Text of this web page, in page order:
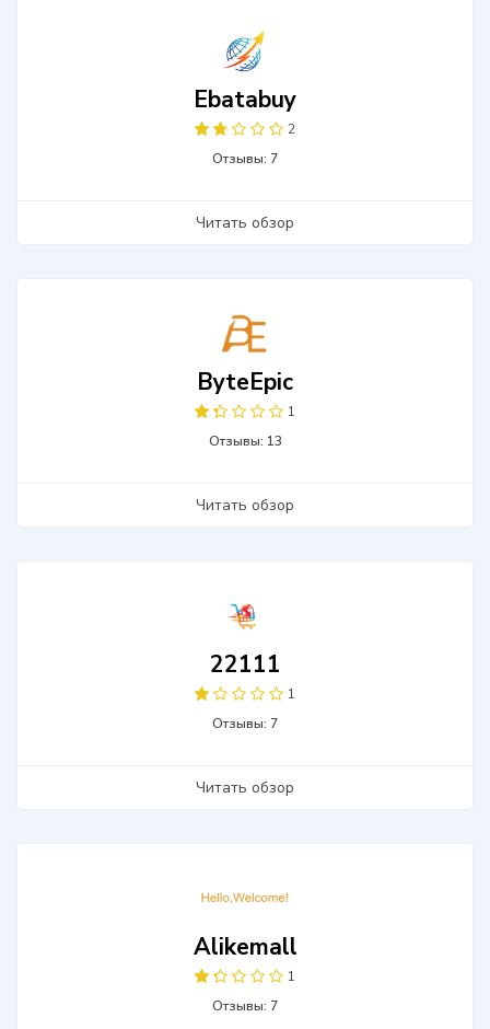
Ebatabuy
2
Отзывы: 7
Читать обзор
ByteEpic
1
Отзывы: 13
Читать обзор
22111
1
Отзывы: 7
Читать обзор
Alikemall
1
Отзывы: 7